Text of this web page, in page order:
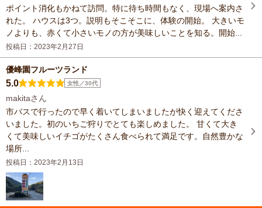
ポイント消化もかねて訪問。特に待ち時間もなく、現場へ案内さ
れた。 ハウスは3つ。説明もそこそこに、体験の開始。 大きいモ
ノよりも、赤くて小さいモノの方が美味しいことを知る。開始...
投稿日：2023年2月27日
優峰園フルーツランド
5.0 女性／30代
makitaさん
市バスで行ったので早く着いてしまいましたが快く迎えてくださ
いました。初のいちご狩りでとても楽しめました。 甘くて大き
くて美味しいイチゴがたくさん食べられて満足です。自然豊かな
場所...
投稿日：2023年2月13日